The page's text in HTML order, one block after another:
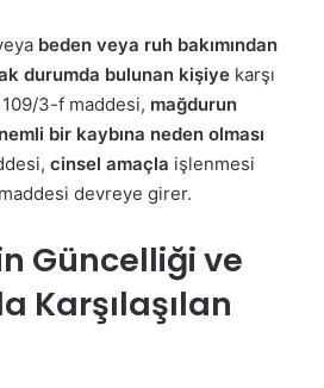
beden veya ruh bakımından
durumda bulunan kişiye karşı
3-f maddesi, mağdurun
bir kaybına neden olması
cinsel amaçla işlenmesi
devreye girer.
Güncelliği ve
Karşılaşılan